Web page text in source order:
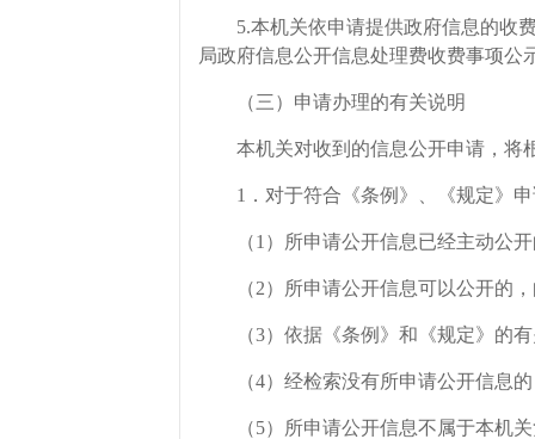
5.本机关依申请提供政府信息的收费
局政府信息公开信息处理费收费事项公
（三）申请办理的有关说明
本机关对收到的信息公开申请，将
1．对于符合《条例》、《规定》申
（1）所申请公开信息已经主动公开
（2）所申请公开信息可以公开的，
（3）依据《条例》和《规定》的有
（4）经检索没有所申请公开信息的
（5）所申请公开信息不属于本机关